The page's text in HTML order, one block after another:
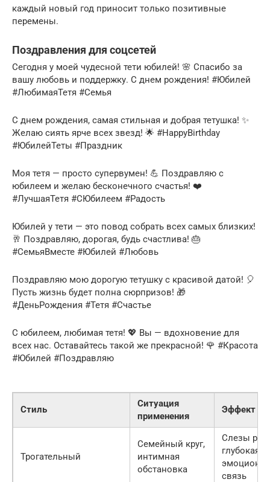
каждый новый год приносит только позитивные
перемены.
Поздравления для соцсетей
Сегодня у моей чудесной тети юбилей! 🌸 Спасибо за
вашу любовь и поддержку. С днем рождения! #Юбилей
#ЛюбимаяТетя #Семья
С днем рождения, самая стильная и добрая тетушка! ✨
Желаю сиять ярче всех звезд! 🌟 #HappyBirthday
#ЮбилейТеты #Праздник
Моя тетя — просто супервумен! 💪 Поздравляю с
юбилеем и желаю бесконечного счастья! ❤️
#ЛучшаяТетя #СЮбилеем #Радость
Юбилей у тети — это повод собрать всех самых близких!
🥂 Поздравляю, дорогая, будь счастлива! 🎂
#СемьяВместе #Юбилей #Любовь
Поздравляю мою дорогую тетушку с красивой датой! 🎈
Пусть жизнь будет полна сюрпризов! 🎁
#ДеньРождения #Тетя #Счастье
С юбилеем, любимая тетя! 💖 Вы — вдохновение для
всех нас. Оставайтесь такой же прекрасной! 🌹 #Красота
#Юбилей #Поздравляю
Стиль
Ситуация
применения
Эффект
Трогательный
Семейный круг,
интимная
обстановка
Слезы
глубокая
связь